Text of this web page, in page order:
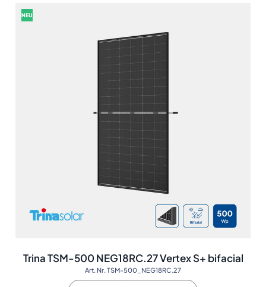
NEU
Trina TSM-500 NEG18RC.27 Vertex S+ bifacial
Art. Nr. TSM-500_NEG18RC.27